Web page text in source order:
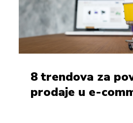
8 trendova za
prodaje u e-